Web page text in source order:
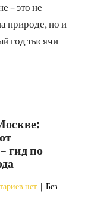
– это не
природе, но и
год тысячи
гид по
нет | Без